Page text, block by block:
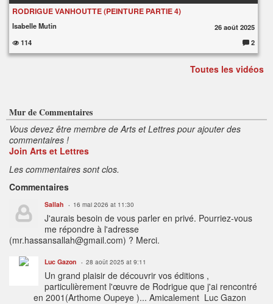
RODRIGUE VANHOUTTE (PEINTURE PARTIE 4)
Isabelle Mutin
26 août 2025
114
o
m
2
Toutes les vidéos
Mur de Commentaires
Vous devez être membre de Arts et Lettres pour ajouter des
commentaires !
Join Arts et Lettres
Les commentaires sont clos.
Commentaires
Sallah 16 mai 2026 at 11:30
J'aurais besoin de vous parler en privé. Pourriez-vous
me répondre à l'adresse
(mr.hassansallah@gmail.com) ? Merci.
Luc Gazon 28 août 2025 at 9:11
Un grand plaisir de découvrir vos éditions ,
particulièrement l'œuvre de Rodrigue que j'ai rencontré
en 2001(Arthome Oupeye )... Amicalement Luc Gazon